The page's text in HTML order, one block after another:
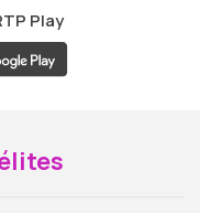
Play